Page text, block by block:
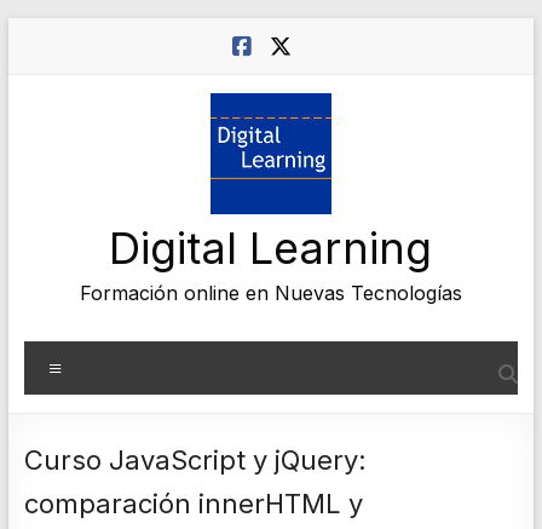
Digital Learning
Formación online en Nuevas Tecnologías
Curso JavaScript y jQuery:
comparación innerHTML y